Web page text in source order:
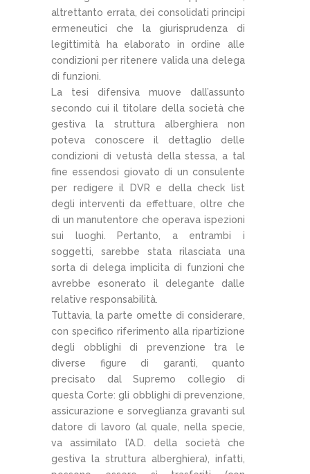
altrettanto errata, dei consolidati principi
ermeneutici che la giurisprudenza di
legittimità ha elaborato in ordine alle
condizioni per ritenere valida una delega
di funzioni.
La tesi difensiva muove dall’assunto
secondo cui il titolare della società che
gestiva la struttura alberghiera non
poteva conoscere il dettaglio delle
condizioni di vetustà della stessa, a tal
fine essendosi giovato di un consulente
per redigere il DVR e della check list
degli interventi da effettuare, oltre che
di un manutentore che operava ispezioni
sui luoghi. Pertanto, a entrambi i
soggetti, sarebbe stata rilasciata una
sorta di delega implicita di funzioni che
avrebbe esonerato il delegante dalle
relative responsabilità.
Tuttavia, la parte omette di considerare,
con specifico riferimento alla ripartizione
degli obblighi di prevenzione tra le
diverse figure di garanti, quanto
precisato dal Supremo collegio di
questa Corte: gli obblighi di prevenzione,
assicurazione e sorveglianza gravanti sul
datore di lavoro (al quale, nella specie,
va assimilato l’A.D. della società che
gestiva la struttura alberghiera), infatti,